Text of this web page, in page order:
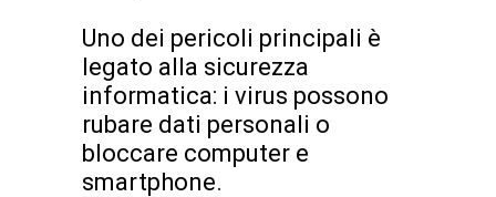
Uno dei pericoli principali è
legato alla sicurezza
informatica: i virus possono
rubare dati personali o
bloccare computer e
smartphone.